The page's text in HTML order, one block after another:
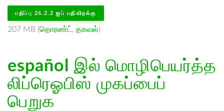
பதிப்பு 26.2.2 ஐப் பதிவிறக்கு
207 MB (தொரண்ட் , தகவல்)
español
இல் மொழிபெயர்த்த
லிப்ரெஓபிஸ் முகப்பைப்
பெறுக